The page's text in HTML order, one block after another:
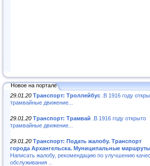
Новое на портале
29.01.20 Транспорт: Троллейбус .В 1916 году
трамвайные движение...
29.01.20 Транспорт: Трамвай .В 1916 году открыто
трамвайные движение...
29.01.20 Транспорт: Подать жалобу. Транспорт
города Архангельска. Муниципальные маршруты
Написать жалобу, рекомендацию по улучшению
обслуживания ..